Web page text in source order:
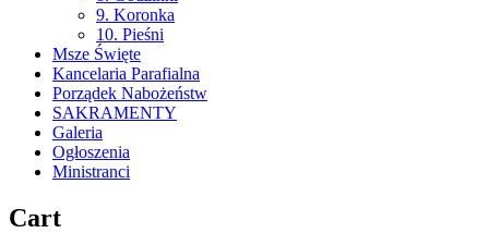
9. Koronka
10. Pieśni
Msze Święte
Kancelaria Parafialna
Porządek Nabożeństw
SAKRAMENTY
Galeria
Ogłoszenia
Ministranci
Cart